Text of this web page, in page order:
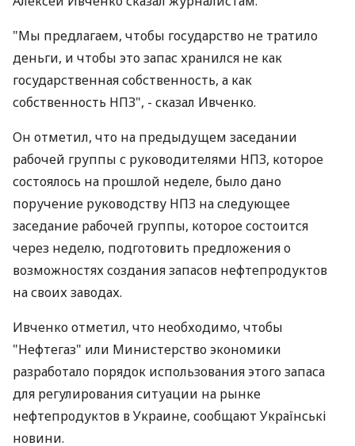
"Мы предлагаем, чтобы государство не тратило
деньги, и чтобы это запас хранился не как
государственная собственность, а как
собственность НПЗ", - сказал Ивченко.
Он отметил, что на предыдущем заседании
рабочей группы с руководителями НПЗ, которое
состоялось на прошлой неделе, было дано
поручение руководству НПЗ на следующее
заседание рабочей группы, которое состоится
через неделю, подготовить предложения о
возможностях создания запасов нефтепродуктов
на своих заводах.
Ивченко отметил, что необходимо, чтобы
"Нефтегаз" или Министерство экономики
разработало порядок использования этого запаса
для регулирования ситуации на рынке
нефтепродуктов в Украине, сообщают Українські
новини.